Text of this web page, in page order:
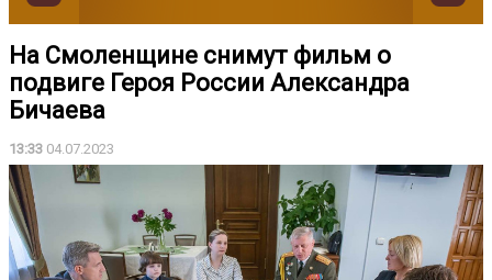
На Смоленщине снимут фильм о
подвиге Героя России Александра
Бичаева
13:33 04.07.2023